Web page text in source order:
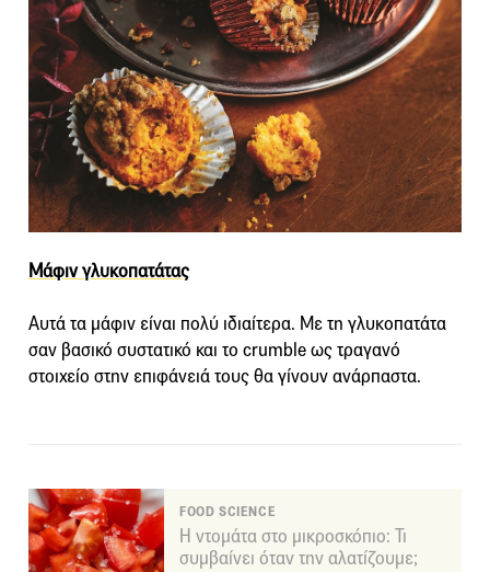
Μάφιν γλυκοπατάτας
Αυτά τα μάφιν είναι πολύ ιδιαίτερα. Με τη γλυκοπατάτα
σαν βασικό συστατικό και το crumble ως τραγανό
στοιχείο στην επιφάνειά τους θα γίνουν ανάρπαστα.
FOOD SCIENCE
Η ντομάτα στο μικροσκόπιο: Τι
συμβαίνει όταν την αλατίζουμε;